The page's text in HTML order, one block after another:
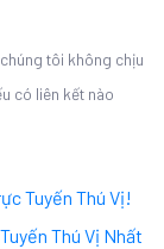
tôi không chịu
có liên kết nào
Tuyến Thú Vị!
Thú Vị Nhất